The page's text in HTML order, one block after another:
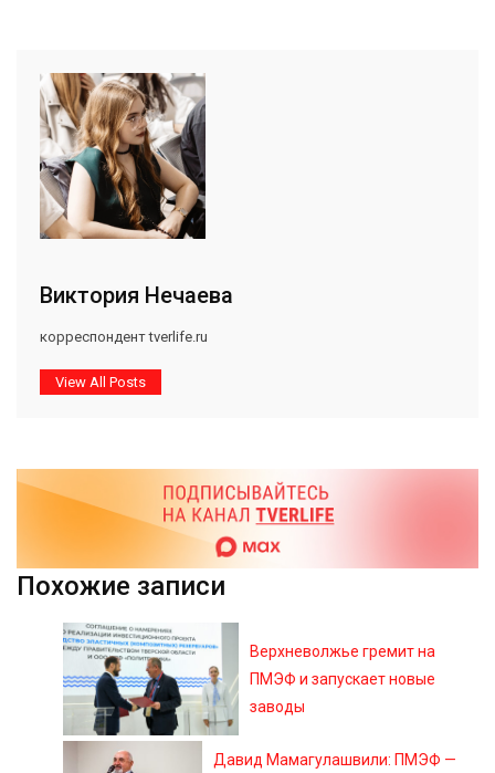
Виктория Нечаева
корреспондент tverlife.ru
View All Posts
Похожие записи
Верхневолжье гремит на
ПМЭФ и запускает новые
заводы
Давид Мамагулашвили: ПМЭФ —